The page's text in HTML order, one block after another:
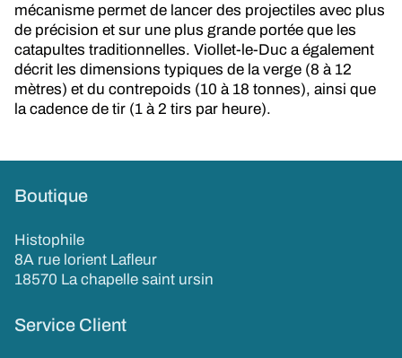
mécanisme permet de lancer des projectiles avec plus
de précision et sur une plus grande portée que les
catapultes traditionnelles. Viollet-le-Duc a également
décrit les dimensions typiques de la verge (8 à 12
mètres) et du contrepoids (10 à 18 tonnes), ainsi que
la cadence de tir (1 à 2 tirs par heure).
Boutique
Histophile
8A rue lorient Lafleur
18570 La chapelle saint ursin
Service Client